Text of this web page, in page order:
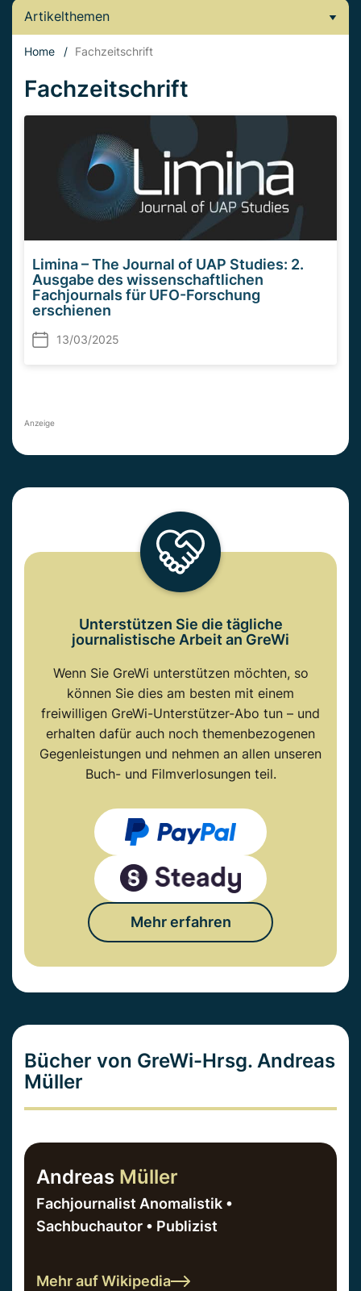
Artikelthemen
Home / Fachzeitschrift
Fachzeitschrift
Limina – The Journal of UAP Studies: 2.
Ausgabe des wissenschaftlichen
Fachjournals für UFO-Forschung
erschienen
13/03/2025
Anzeige
Unterstützen Sie die tägliche
journalistische Arbeit an GreWi
Wenn Sie GreWi unterstützen möchten, so
können Sie dies am besten mit einem
freiwilligen GreWi-Unterstützer-Abo tun – und
erhalten dafür auch noch themenbezogenen
Gegenleistungen und nehmen an allen unseren
Buch- und Filmverlosungen teil.
Mehr erfahren
Bücher von GreWi-Hrsg. Andreas
Müller
Andreas Müller
Fachjournalist Anomalistik •
Sachbuchautor • Publizist
Mehr auf Wikipedia